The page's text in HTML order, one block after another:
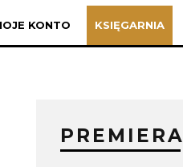
KONTO KSIĘGARNIA
PREMIERA